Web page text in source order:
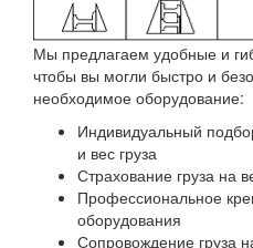
Мы предлагаем удобные и
чтобы вы могли быстро и
необходимое оборудование:
Индивидуальный
и вес груза
Страхование груза на
Профессиональное
оборудования
Сопровождение груза